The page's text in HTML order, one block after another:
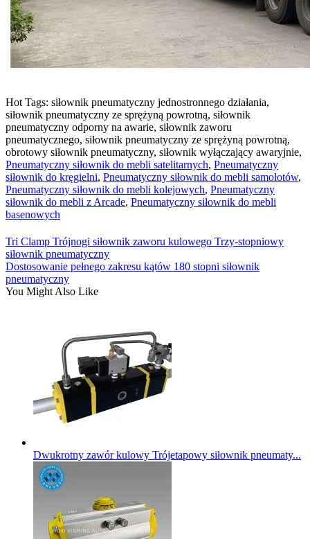
Hot Tags: siłownik pneumatyczny jednostronnego działania,
siłownik pneumatyczny ze sprężyną powrotną, siłownik
pneumatyczny odporny na awarie, siłownik zaworu
pneumatycznego, siłownik pneumatyczny ze sprężyną powrotną,
obrotowy siłownik pneumatyczny, siłownik wyłączający awaryjnie,
Pneumatyczny siłownik do mebli satelitarnych, Pneumatyczny
siłownik do kręgielni, Pneumatyczny siłownik do mebli samolotów,
Pneumatyczny siłownik do mebli kolejowych, Pneumatyczny
siłownik do mebli z Arcade, Pneumatyczny siłownik do mebli
basenowych
Tri Clamp Trójnogi siłownik zaworu kulowego Trzy-stopniowy
siłownik pneumatyczny
Dostosowanie pełnego zakresu kątów 180 stopni siłownik
pneumatyczny
You Might Also Like
Dwukrotny zawór kulowy Trójetapowy siłownik pneumaty...